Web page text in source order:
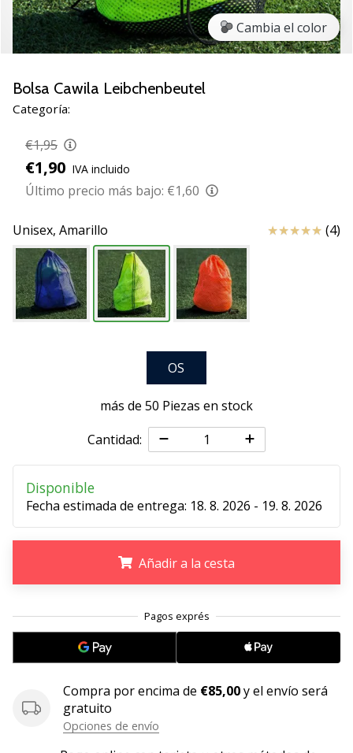
zapatillas
de
balonmano
Accelerate
SQD
Descubre
las
actualizaciones
y…
25. 11. 2024
•
2 min. de lectura
jugón?
¡Te
queremos
nuestro
Mostrar
Cambia el color
Bolsa Cawila Leibchenbeutel
Categoría:
€1,95
€1,90 IVA incluido
Último precio más bajo: €1,60
Unisex, Amarillo Reseña (4)
OS
más de 50 Piezas en stock
Cantidad:
Disponible
Fecha estimada de entrega: 18. 8. 2026 - 19. 8. 2026
Añadir a la cesta
Compra por encima de €85,00y el envío será
gratuito
Opciones de envío